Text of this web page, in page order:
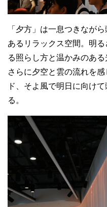
「夕方」は一息つきなが
あるリラックス空間。明
る照らし方と温かみのあ
さらに夕空と雲の流れを
ド、そよ風で明日に向け
る。